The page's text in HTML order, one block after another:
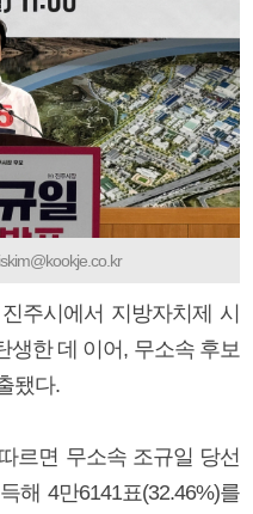
주시에서 지방자치제 시
생한 데 이어, 무소속 후보
됐다.
르면 무소속 조규일 당선
해 4만6141표(32.46%)를